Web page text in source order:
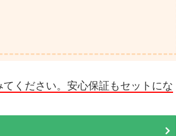
ください。安心保証もセットにな